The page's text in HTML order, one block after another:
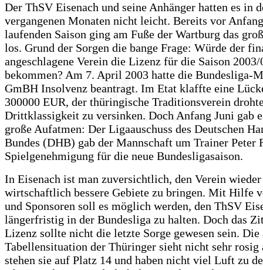
Der ThSV Eisenach und seine Anhänger hatten es in
vergangenen Monaten nicht leicht. Bereits vor
laufenden Saison ging am Fuße der Wartburg das
los. Grund der Sorgen die bange Frage: Würde der
angeschlagene Verein die Lizenz für die Saison 2003/
bekommen? Am 7. April 2003 hatte die Bundesliga-
GmBH Insolvenz beantragt. Im Etat klaffte eine
300000 EUR, der thüringische Traditionsverein
Drittklassigkeit zu versinken. Doch Anfang Juni gab
große Aufatmen: Der Ligaauschuss des Deutschen
Bundes (DHB) gab der Mannschaft um Trainer Peter
Spielgenehmigung für die neue Bundesligasaison.
In Eisenach ist man zuversichtlich, den Verein
wirtschaftlich bessere Gebiete zu bringen. Mit Hilfe
und Sponsoren soll es möglich werden, den ThSV
längerfristig in der Bundesliga zu halten. Doch das
Lizenz sollte nicht die letzte Sorge gewesen sein.
Tabellensituation der Thüringer sieht nicht sehr rosig
stehen sie auf Platz 14 und haben nicht viel Luft zu